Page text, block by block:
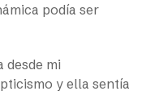
podía ser
desde mi
y ella sentía